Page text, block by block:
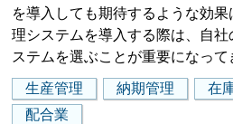
を導入しても期待するような効
理システムを導入する際は、自
ステムを選ぶことが重要になって
生産管理 納期管理 在
配合業